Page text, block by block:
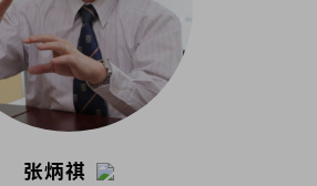
张炳祺